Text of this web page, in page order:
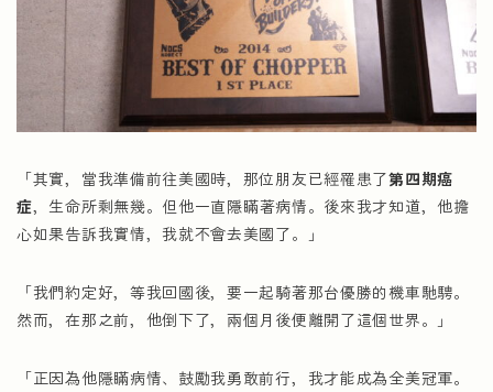
「其實，當我準備前往美國時，那位朋友已經罹患了第四期癌
症，生命所剩無幾。但他一直隱瞞著病情。後來我才知道，他擔
心如果告訴我實情，我就不會去美國了。」
「我們約定好，等我回國後，要一起騎著那台優勝的機車馳騁。
然而，在那之前，他倒下了，兩個月後便離開了這個世界。」
「正因為他隱瞞病情、鼓勵我勇敢前行，我才能成為全美冠軍。